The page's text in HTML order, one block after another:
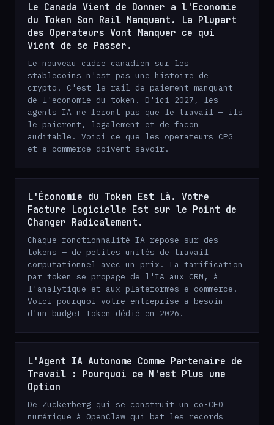
Le Canada Vient de Donner a l'Economie
du Token Son Rail Manquant. La Plupart
des Operateurs Vont Manquer ce qui
Vient de se Passer.
Le nouveau cadre canadien sur les
stablecoins n'est pas une histoire de
crypto. C'est le rail de paiement manquant
de l'economie du token. D'ici 2027, les
agents IA ne feront pas que le travail — ils
le paieront, legalement et de facon
auditable. Voici ce que les operateurs CPG
et e-commerce doivent savoir.
L'Économie du Token Est Là. Votre
Facture Logicielle Est sur le Point de
Changer Radicalement.
Chaque fonctionnalité IA repose sur des
tokens — de petites unités de travail
computationnel avec un prix. La tarification
par token se propage de l'IA aux CRM, à
l'analytique et aux plateformes e-commerce.
Voici pourquoi votre entreprise a besoin
d'un budget token dédié en 2026.
L'Agent IA Autonome Comme Partenaire de
Travail : Pourquoi ce N'est Plus une
Option
De Zuckerberg qui se construit un co-CEO
numérique à OpenClaw qui bat les records